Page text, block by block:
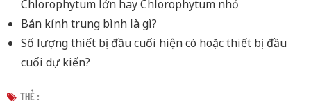
Chlorophytum lớn hay Chlorophytum nhỏ
Bán kính trung bình là gì?
Số lượng thiết bị đầu cuối hiện có hoặc thiết bị đầu
cuối dự kiến?
THẺ :